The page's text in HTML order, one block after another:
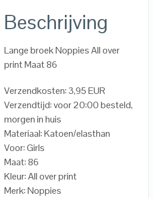
Beschrijving
Lange broek Noppies All over
print Maat 86
Verzendkosten: 3,95 EUR
Verzendtijd: voor 20:00 besteld,
morgen in huis
Materiaal: Katoen/elasthan
Voor: Girls
Maat: 86
Kleur: All over print
Merk: Noppies